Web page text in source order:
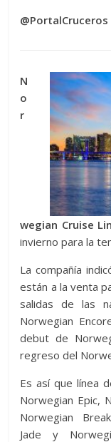
@PortalCruceros
N
o
r
wegian Cruise
invierno para la
La compañía
están a la venta
salidas de las
Norwegian
debut de
regreso del
Es así que línea
Norwegian Epic,
Norwegian
Jade y